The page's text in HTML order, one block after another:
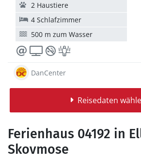
2 Haustiere
4 Schlafzimmer
500 m zum Wasser
DanCenter
Reisedaten
Ferienhaus 04192 in
Skovmose